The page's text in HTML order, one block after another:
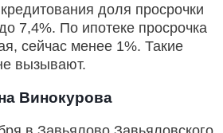
доля просрочки
7,4%. По ипотеке просрочка
сейчас менее 1%. Такие
вызывают.
Винокурова